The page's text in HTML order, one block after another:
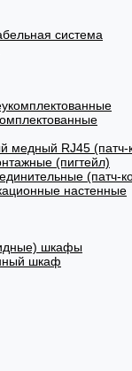
система
медный RJ45 (патч-
(пигтейл)
(патч-
настенные
шкафы
шкаф